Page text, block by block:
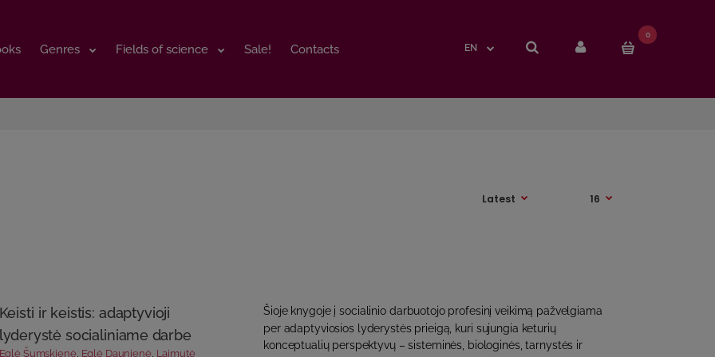
Genres Fields of science Sale! Contacts EN
0
Genres Fields of science Sale! Contacts EN
0
Keisti ir keistis: adaptyvioji
lyderystė socialiniame darbe
Eglė Šumskienė, Eglė Daunienė, Laimutė
Šioje knygoje į socialinio darbuotojo profesinį veikimą pažvelgiama
per adaptyviosios lyderystės prieigą, kuri sujungia keturių
konceptualių perspektyvų – sisteminės, biologinės, tarnystės ir